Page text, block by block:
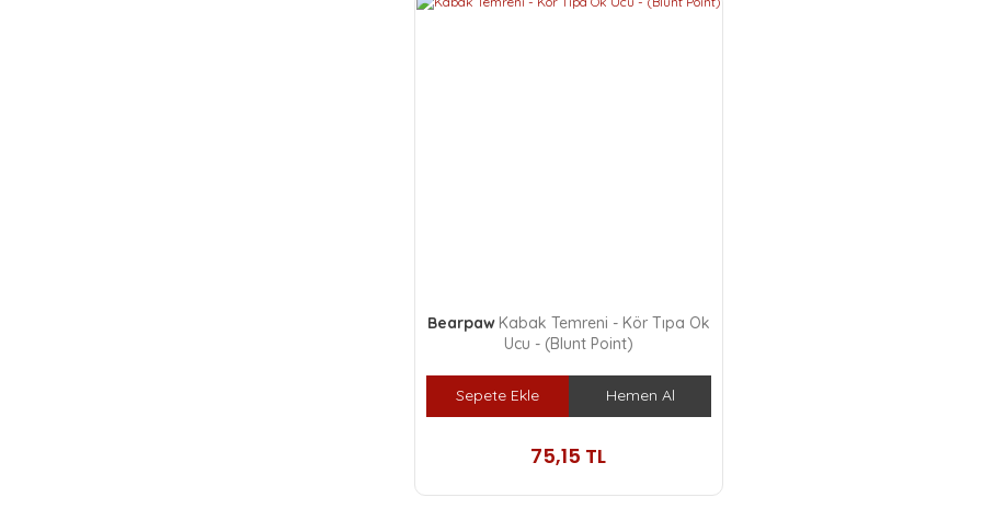
Bearpaw Kabak Temreni - Kör Tıpa Ok
Ucu - (Blunt Point)
Sepete Ekle Hemen Al
75,15 TL